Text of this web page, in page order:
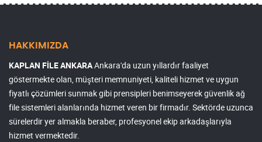
HAKKIMIZDA
KAPLAN FİLE ANKARAAnkara'da uzun yıllardır faaliyet
göstermekte olan, müşteri memnuniyeti, kaliteli hizmet ve uygun
fiyatlı çözümleri sunmak gibi prensipleri benimseyerek güvenlik ağ
file sistemleri alanlarında hizmet veren bir firmadır. Sektörde uzunca
sürelerdir yer almakla beraber, profesyonel ekip arkadaşlarıyla
hizmet vermektedir.